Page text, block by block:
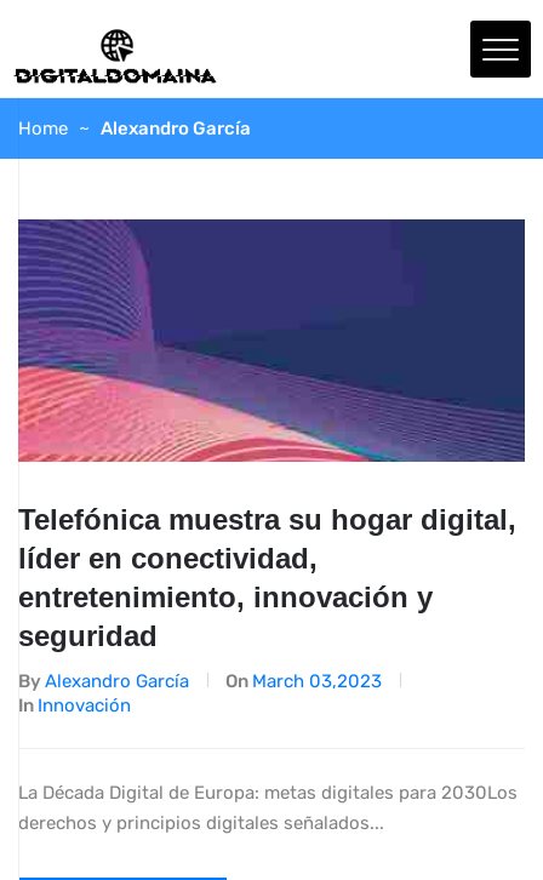
Home Alexandro García
Telefónica muestra su hogar digital,
líder en conectividad,
entretenimiento, innovación y
seguridad
By Alexandro García On March 03,2023
In Innovación
La Década Digital de Europa: metas digitales para 2030Los
derechos y principios digitales señalados...